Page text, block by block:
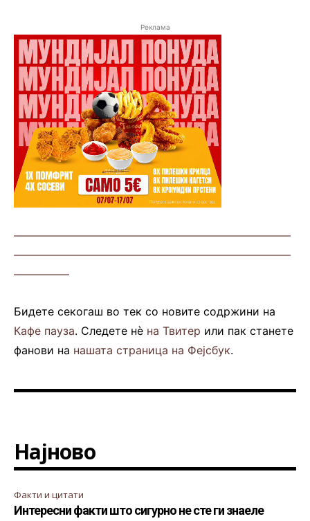
Реклама
—————————————————————————
—————————————————————————
—————
Бидете секогаш во тек со новите содржини на
Кафе пауза. Следете нè на Твитер или пак станете
фанови на нашата страница на Фејсбук.
Најново
Факти и цитати
Интересни факти што сигурно не сте ги знаеле